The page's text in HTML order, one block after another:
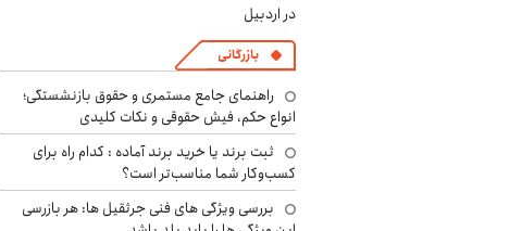
در اردبیل
بازرگانی
راهنمای جامع مستمری و حقوق بازنشستگی؛
انواع حکم، فیش حقوقی و نکات کلیدی
ثبت برند یا خرید برند آماده : کدام راه برای
کسب‌وکار شما مناسب‌تر است؟
بررسی ویژگی های فنی جرثقیل ها: هر بازرسی